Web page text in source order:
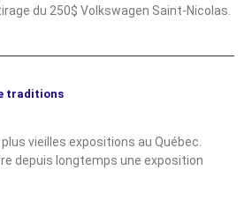
du 250$ Volkswagen Saint-Nicolas.
traditions
plus vieilles expositions au Québec.
depuis longtemps une exposition